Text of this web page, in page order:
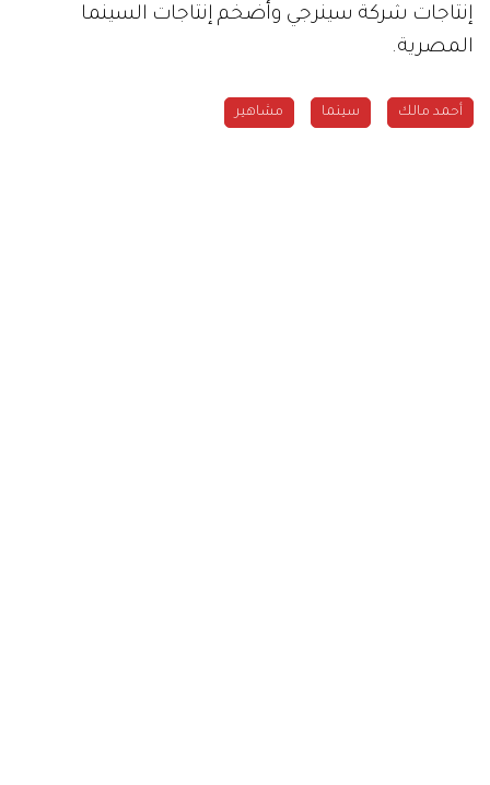
إنتاجات شركة سينرجي وأضخم إنتاجات السينما
المصرية.
أحمد مالك سينما مشاهير